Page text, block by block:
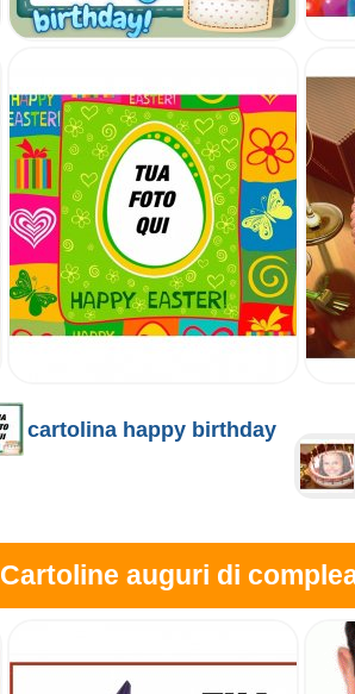
cartolina happy birthday
Cartoline auguri di